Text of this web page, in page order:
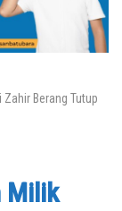
Zahir Berang Tutup
Milik